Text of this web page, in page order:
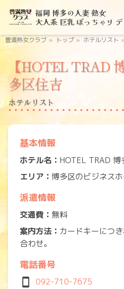
福岡 博多の人妻 熟女
大人系 巨乳 ぽっちゃり デ
豊満熟女クラブ » トップ » ホテルリスト
【HOTEL TRAD
多区住吉
ホテルリスト
基本情報
ホテル名： HOTEL TRAD 博
エリア： 博多区のビジネス
派遣情報
交通費： 無料
案内方法： カードキーにつ
合わせ。
電話番号
smartphone 092-710-7675